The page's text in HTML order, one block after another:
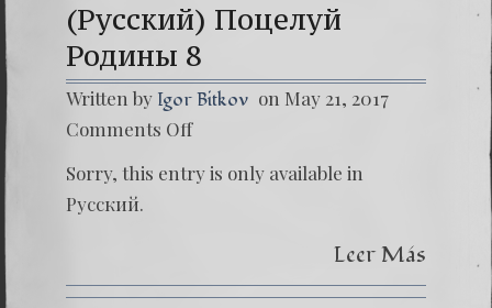
(Русский) Поцелуй
Родины 8
Written by Igor Bitkov on May 21, 2017
Comments Off
Sorry, this entry is only available in
Русский.
Leer Más